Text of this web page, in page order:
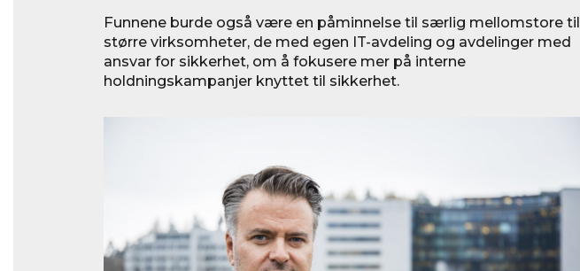
Funnene burde også være en påminnelse til særlig mellomstore til
større virksomheter, de med egen IT-avdeling og avdelinger med
ansvar for sikkerhet, om å fokusere mer på interne
holdningskampanjer knyttet til sikkerhet.